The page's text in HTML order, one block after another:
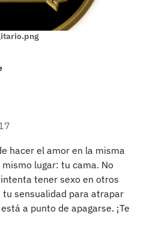
hacer el amor en la misma
lugar: tu cama. No
tener sexo en otros
sensualidad para atrapar
a punto de apagarse. ¡Te